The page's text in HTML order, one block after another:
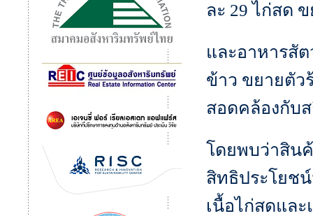
ละ 29 ไก่สด
และอาหารสั
ข้าว ขยายตัว
สอดคล้องกับ
โดยพบว่าสิน
สิทธิประโยช
เนื้อไก่สดแล